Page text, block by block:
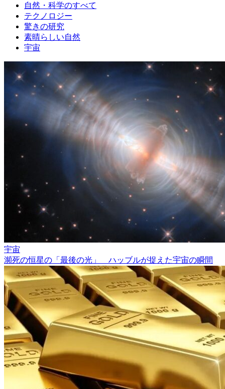
自然・科学のすべて
テクノロジー
驚きの研究
素晴らしい自然
宇宙
宇宙
瀕死の恒星の「最後の光」 ハッブルが捉えた宇宙の瞬間